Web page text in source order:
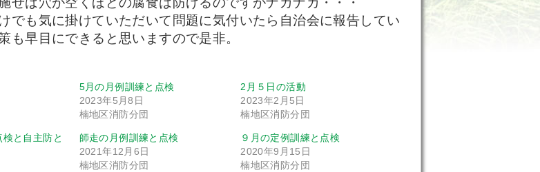
でも気に掛けていただいて問題に気付いたら自治会に報告してい
も早目にできると思いますので是非。
5月の月例訓練と点検
2023年5月8日
楠地区消防分団
2月５日の活動
2023年2月5日
楠地区消防分団
と自主防と
師走の月例訓練と点検
2021年12月6日
楠地区消防分団
９月の定例訓練と点検
2020年9月15日
楠地区消防分団